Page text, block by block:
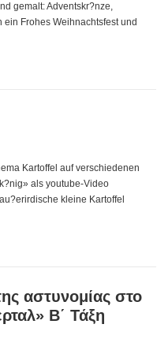
gemalt: Adventskr?nze,
Frohes Weihnachtsfest und
Kartoffel auf verschiedenen
als youtube-Video
kleine Kartoffel
αστυνομίας στο
Β΄ Τάξη